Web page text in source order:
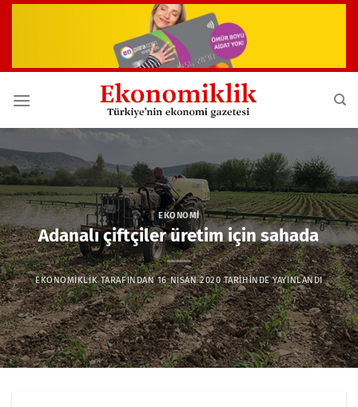
EKONOMI
Adanalı çiftçiler üretim için sahada
EKONOMIKLIKTARAFINDAN 16 NISAN 2020TARIHINDE YAYINLANDI